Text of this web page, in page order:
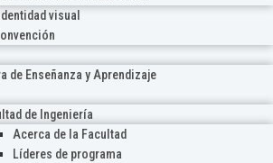
visual
de Enseñanza y Aprendizaje
de Ingeniería
Acerca de la Facultad
Líderes de programa